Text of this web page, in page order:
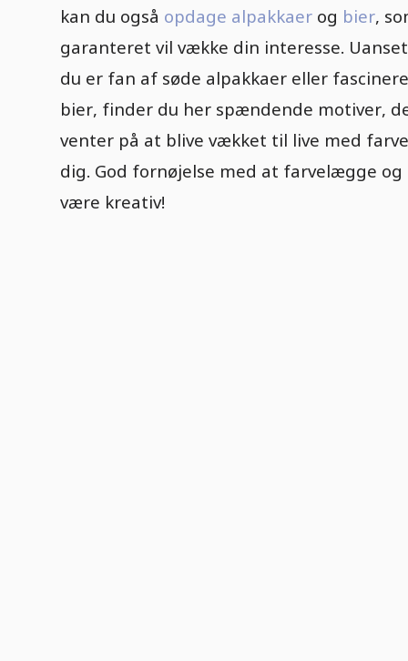
kan du også opdage alpakkaer og bier,
garanteret vil vække din interesse.
du er fan af søde alpakkaer eller
bier, finder du her spændende motiver,
venter på at blive vækket til live med
dig. God fornøjelse med at farvelægge og
være kreativ!